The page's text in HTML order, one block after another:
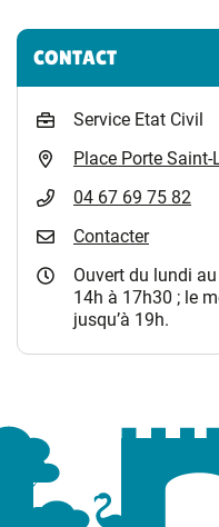
Informations
CONTACT
Service Etat Civil
Place Porte Saint-
04 67 69 75 82
Contacter
Ouvert du lundi
14h à 17h30 ; le
jusqu’à 19h.